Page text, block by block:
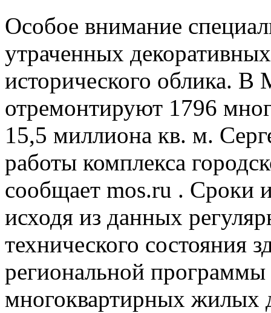
Особое внимание
утраченных
исторического облика. В
отремонтируют 1796
15,5 миллиона кв. м.
работы комплекса
сообщает mos.ru . Сроки
исходя из данных
технического состояния
региональной программы
многоквартирных жилых